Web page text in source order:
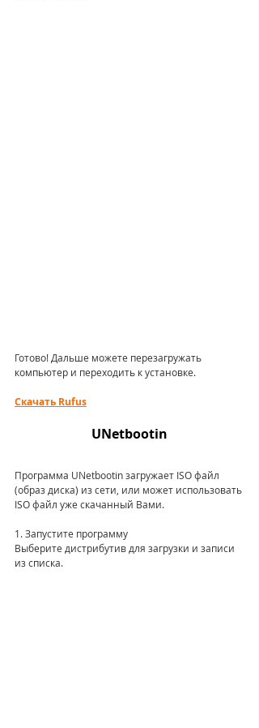
Готово! Дальше можете перезагружать
компьютер и переходить к установке.
Скачать Rufus
UNetbootin
Программа UNetbootin загружает ISO файл
(образ диска) из сети, или может использовать
ISO файл уже скачанный Вами.
1. Запустите программу
Выберите дистрибутив для загрузки и записи
из списка.